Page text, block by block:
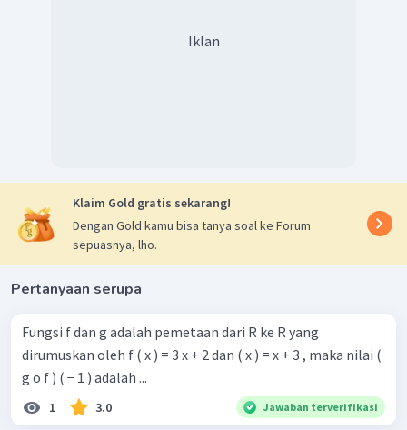
Iklan
Klaim Gold gratis sekarang!
Dengan Gold kamu bisa tanya soal ke Forum
sepuasnya, lho.
Pertanyaan serupa
Fungsi f dan g adalah pemetaan dari R ke R yang
dirumuskan oleh f ( x ) = 3 x + 2 dan ( x ) = x + 3 , maka nilai (
g o f ) ( − 1 ) adalah ...
1 3.0 Jawaban terverifikasi